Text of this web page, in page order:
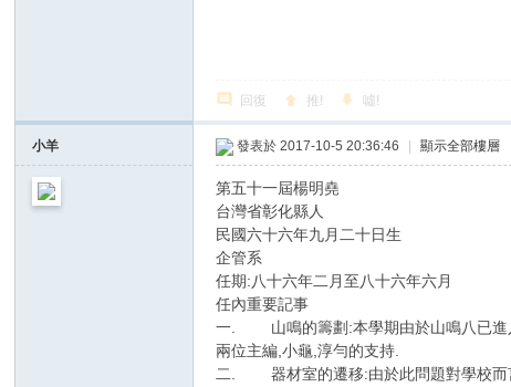
回復 推! 噓!
小羊 發表於 2017-10-5 20:36:46 顯示全部樓層
第五十一屆楊明堯
台灣省彰化縣人
民國六十六年九月二十日生
企管系
任期:八十六年二月至八十六年六月
任內重要記事
一. 山鳴的籌劃:本學期由於山鳴八已進入
兩位主編,小龜,淳勻的支持.
二. 器材室的遷移:由於此問題對學校而言